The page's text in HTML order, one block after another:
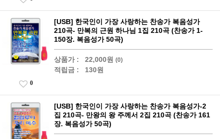
[USB] 한국인이 가장 사랑하는 찬송가 복음성가
210곡- 만복의 근원 하나님 1집 210곡 (찬송가 1-
150장. 복음성가 50곡)
상품가 : 22,000원 (0)
적립금 : 130원
0
[USB] 한국인이 가장 사랑하는 찬송가 복음성가-2
집 210곡- 만왕의 왕 주께서 2집 210곡 (찬송가 161
장. 복음성가 50곡)